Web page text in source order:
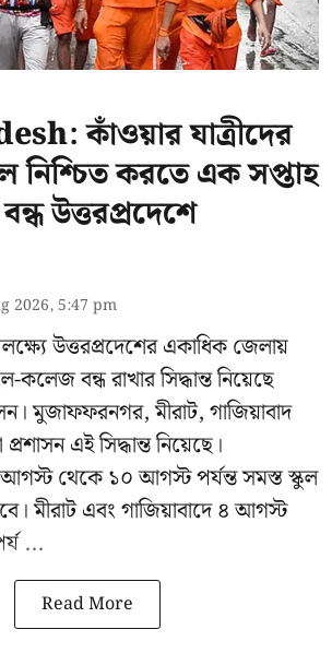
কাঁওয়ার যাত্রীদের
নিশ্চিত করতে এক সপ্তাহ
উত্তরপ্রদেশে
2026, 5:47 pm
উত্তরপ্রদেশের একাধিক জেলায়
কলেজ বন্ধ রাখার সিদ্ধান্ত নিয়েছে
মুজাফফরনগর, মীরাট, গাজিয়াবাদ
এই সিদ্ধান্ত নিয়েছে।
থেকে ১০ আগস্ট পর্যন্ত সমস্ত স্কুল
মীরাট এবং গাজিয়াবাদে ৪ আগস্ট
...
Read More